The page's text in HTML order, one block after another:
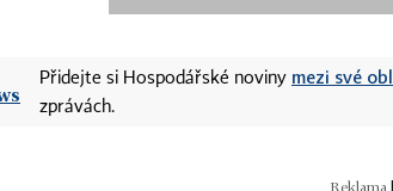
Přidejte si Hospodářské noviny mezi své
zprávách.